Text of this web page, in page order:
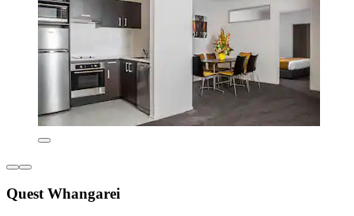
Quest Whangarei